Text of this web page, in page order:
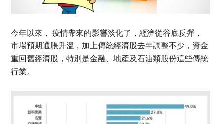
今年以來， 疫情帶來的影響淡化了，經濟從谷底反彈，
市場預期通脹升溫，加上傳統經濟股去年調整不少，資金
重回舊經濟股，特別是金融、地產及石油類股份這些傳統
行業。